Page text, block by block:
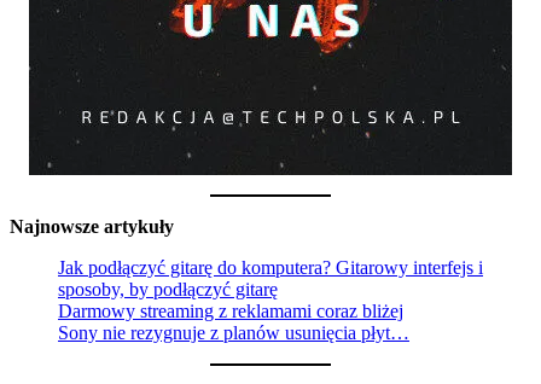
Najnowsze artykuły
Jak podłączyć gitarę do komputera? Gitarowy interfejs i
sposoby, by podłączyć gitarę
Darmowy streaming z reklamami coraz bliżej
Sony nie rezygnuje z planów usunięcia płyt…